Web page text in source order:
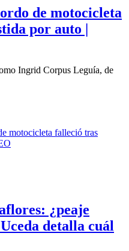
de motocicleta
por auto |
Ingrid Corpus Leguía, de
¿peaje
detalla cuál